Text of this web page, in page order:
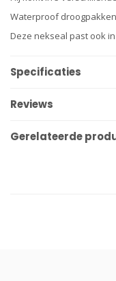
Waterproof
Deze nekseal past ook
Specificaties
Reviews
Gerelateerde